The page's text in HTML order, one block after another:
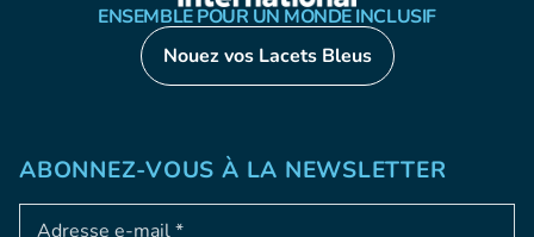
ENSEMBLE POUR UN MONDE INCLUSIF
Nouez vos Lacets Bleus
ABONNEZ-VOUS À LA NEWSLETTER
Adresse e-mail